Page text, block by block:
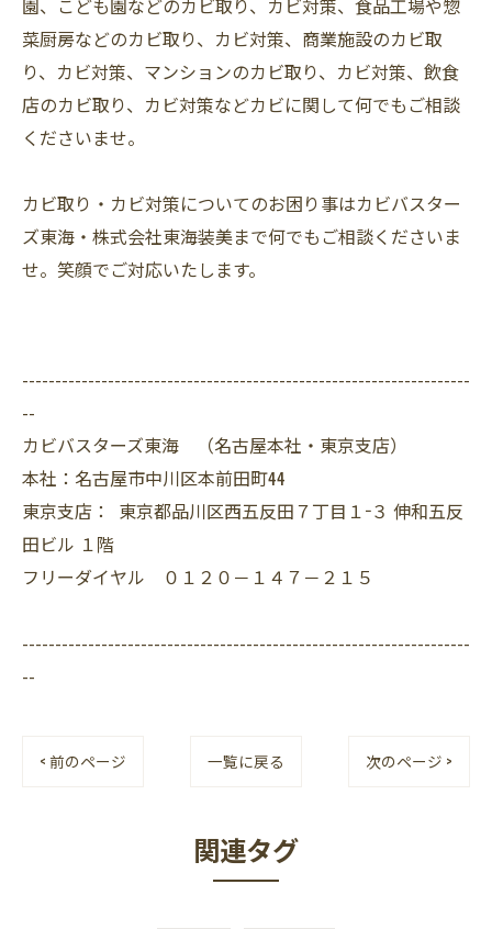
園、こども園などのカビ取り、カビ対策、食品工場や惣
菜厨房などのカビ取り、カビ対策、商業施設のカビ取
り、カビ対策、マンションのカビ取り、カビ対策、飲食
店のカビ取り、カビ対策などカビに関して何でもご相談
くださいませ。
カビ取り・カビ対策についてのお困り事はカビバスター
ズ東海・株式会社東海装美まで何でもご相談くださいま
せ。笑顔でご対応いたします。
--------------------------------------------------------------------
--
カビバスターズ東海 （名古屋本社・東京支店）
本社：名古屋市中川区本前田町44
東京支店： 東京都品川区西五反田７丁目１−３ 伸和五反
田ビル １階
フリーダイヤル ０１２０－１４７－２１５
--------------------------------------------------------------------
--
< 前のページ 一覧に戻る 次のページ >
関連タグ